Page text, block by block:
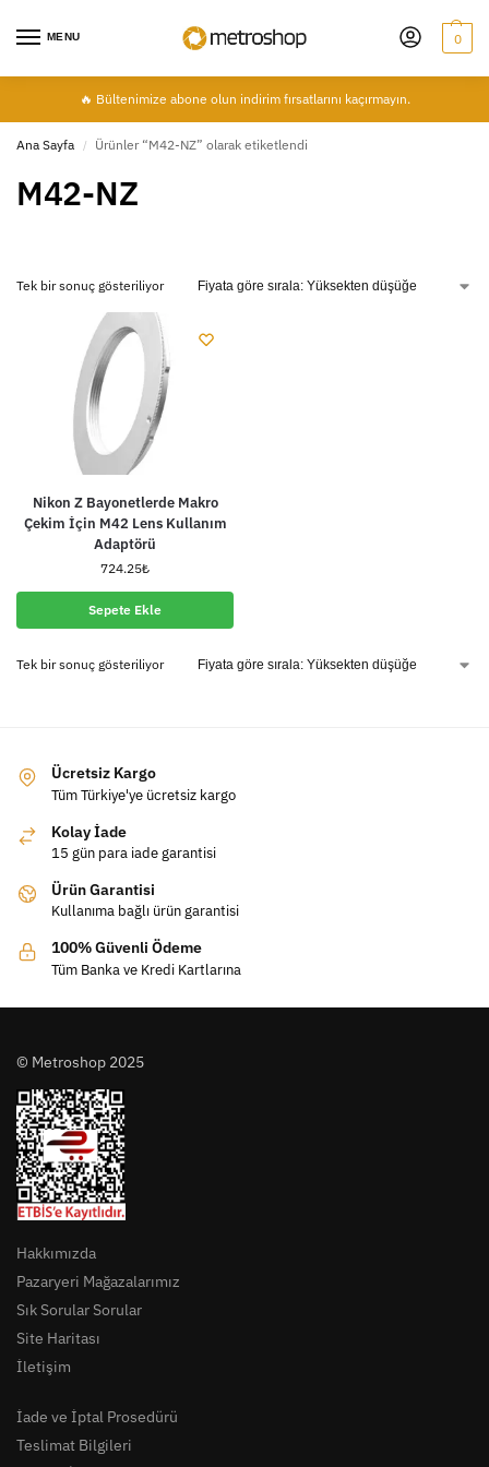
MENU 0
🔥 Bültenimize abone olun indirim fırsatlarını kaçırmayın.
Ana Sayfa / Ürünler “M42-NZ” olarak etiketlendi
M42-NZ
Tek bir sonuç gösteriliyor
Nikon Z Bayonetlerde Makro
Çekim İçin M42 Lens Kullanım
Adaptörü
724.25₺
Sepete Ekle
Tek bir sonuç gösteriliyor
Ücretsiz Kargo
Tüm Türkiye'ye ücretsiz kargo
Kolay İade
15 gün para iade garantisi
Ürün Garantisi
Kullanıma bağlı ürün garantisi
100% Güvenli Ödeme
Tüm Banka ve Kredi Kartlarına
© Metroshop 2025
Hakkımızda
Pazaryeri Mağazalarımız
Sık Sorular Sorular
Site Haritası
İletişim
İade ve İptal Prosedürü
Teslimat Bilgileri